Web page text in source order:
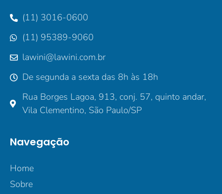
(11) 3016-0600
(11) 95389-9060
lawini@lawini.com.br
De segunda a sexta das 8h às 18h
Rua Borges Lagoa, 913, conj. 57, quinto andar,
Vila Clementino, São Paulo/SP
Navegação
Home
Sobre